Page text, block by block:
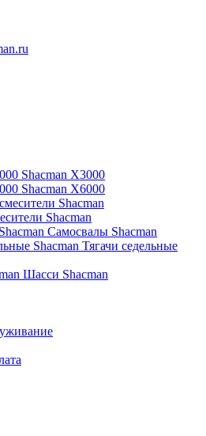
Shacman X3000
Shacman X6000
Shacman
Самосвалы Shacman
Тягачи седельные
Шасси Shacman